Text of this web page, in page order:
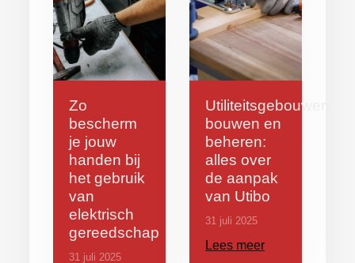
Zo
bescherm
je jouw
handen bij
het gebruik
van
elektrisch
gereedschap
31 juli 2025
Utiliteitsgebouwen
bouwen en
beheren:
alles over
de aanpak
van Utibo
31 juli 2025
Lees meer